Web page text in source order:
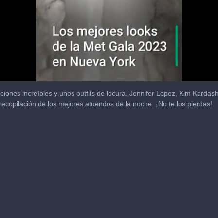
increíbles y unos outfits de locura. Jennifer Lopez, Kim
de los mejores atuendos de la noche. ¡No te los pierdas!